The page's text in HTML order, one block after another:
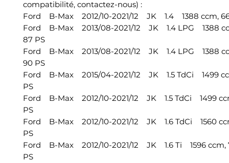
compatibilité, contactez-nous) :
Ford B-Max 2012/10-2021/12 JK 1.4 1388 ccm, 66
Ford B-Max 2013/08-2021/12 JK 1.4 LPG 1388
87 PS
Ford B-Max 2013/08-2021/12 JK 1.4 LPG 1388
90 PS
Ford B-Max 2015/04-2021/12 JK 1.5 TdCi 1499
PS
Ford B-Max 2012/10-2021/12 JK 1.5 TdCi 1499
PS
Ford B-Max 2012/10-2021/12 JK 1.6 TdCi 1560
PS
Ford B-Max 2012/10-2021/12 JK 1.6 Ti 1596 ccm,
PS